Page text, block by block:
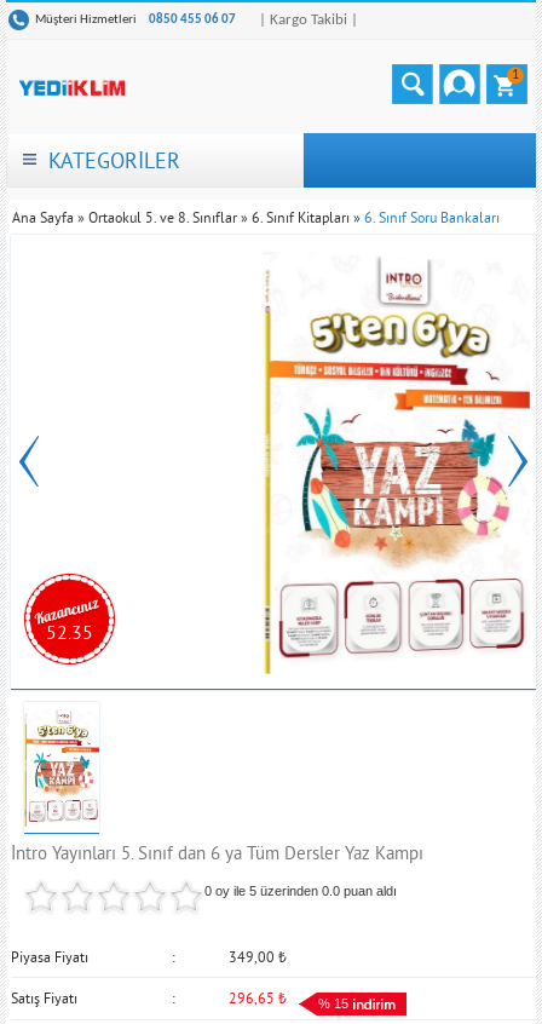
Müşteri Hizmetleri 0850 455 06 07 | Kargo Takibi |
1
KATEGORİLER
Ana Sayfa » Ortaokul 5. ve 8. Sınıflar » 6. Sınıf Kitapları » 6. Sınıf Soru Bankaları
52.35
İntro Yayınları 5. Sınıf dan 6 ya Tüm Dersler Yaz Kampı
0 oy ile 5 üzerinden0.0 puan aldı
Piyasa Fiyatı 349,00 ₺
Satış Fiyatı 296,65 ₺ % 15